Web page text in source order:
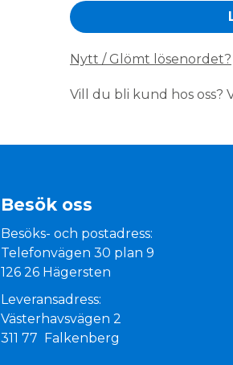
Nytt / Glömt lösenordet?
Vill du bli kund hos
Besök oss
Besöks- och postadress:
Telefonvägen 30 plan 9
126 26 Hägersten
Leveransadress:
Västerhavsvägen 2
311 77 Falkenberg